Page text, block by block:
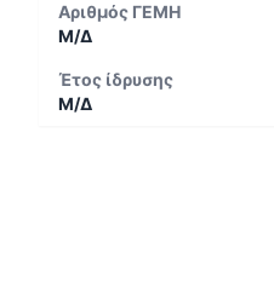
Αριθμός ΓΕΜΗ
Μ/Δ
Έτος ίδρυσης
Μ/Δ